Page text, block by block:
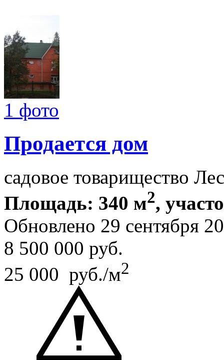
1 фото
Продается дом
садовое товарищество
Площадь: 340 м2,
Обновлено 29 сентября
8 500 000 руб.
25 000 руб./м2